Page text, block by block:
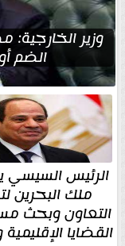
وزير
الضم
الرئيس السيسي
ملك البحرين
التعاون وبحث
القضايا الإقليمية